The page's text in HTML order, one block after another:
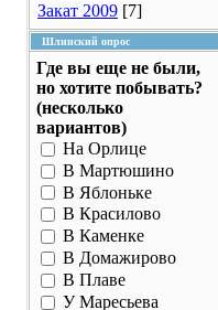
Закат 2009 [7]
Шлинский опрос
Где вы еще не были,
но хотите побывать?
(несколько
вариантов)
На Орлице
В Мартюшино
В Яблоньке
В Красилово
В Каменке
В Домажирово
В Плаве
У Маресьева